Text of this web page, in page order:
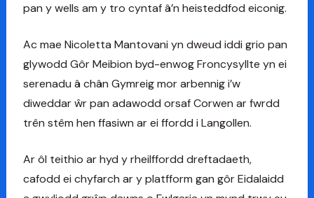
pan y wells am y tro cyntaf â’n heisteddfod eiconig.
Ac mae Nicoletta Mantovani yn dweud iddi grio pan
glywodd Gôr Meibion byd-enwog Froncysyllte yn ei
serenadu â chân Gymreig mor arbennig i’w
diweddar ŵr pan adawodd orsaf Corwen ar fwrdd
trên stêm hen ffasiwn ar ei ffordd i Langollen.
Ar ôl teithio ar hyd y rheilffordd dreftadaeth,
cafodd ei chyfarch ar y platfform gan gôr Eidalaidd